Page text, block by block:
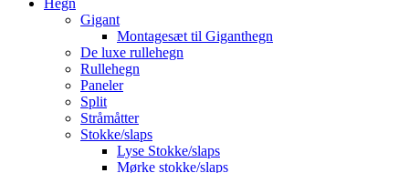
Hegn
Gigant
Montagesæt til Giganthegn
De luxe rullehegn
Rullehegn
Paneler
Split
Stråmåtter
Stokke/slaps
Lyse Stokke/slaps
Mørke stokke/slaps